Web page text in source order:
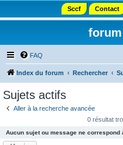
Sccf Contact
forum
FAQ
Index du forum Rechercher
Sujets actifs
Aller à la recherche avancée
0 résultat
Aucun sujet ou message ne correspond